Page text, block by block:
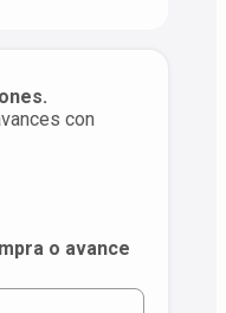
con
o avance